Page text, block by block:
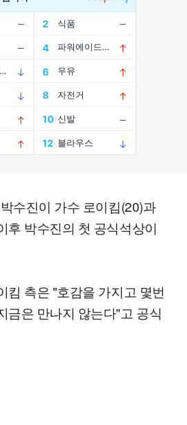
수진이 가수 로이킴(20)과
후 박수진의 첫 공식석상이
킴 측은 "호감을 가지고 몇번
금은 만나지 않는다"고 공식